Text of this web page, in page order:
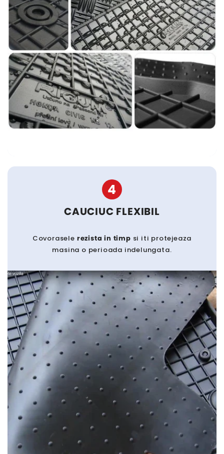
4
CAUCIUC FLEXIBIL
Covorasele rezista in timp si iti protejeaza
masina o perioada indelungata.